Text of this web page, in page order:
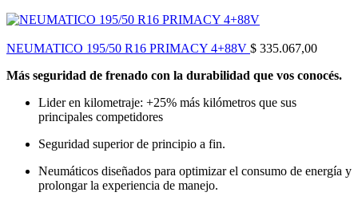
NEUMATICO 195/50 R16 PRIMACY 4+88V $ 335.067,00
Más seguridad de frenado con la durabilidad que vos conocés.
Lider en kilometraje: +25% más kilómetros que sus
principales competidores
Seguridad superior de principio a fin.
Neumáticos diseñados para optimizar el consumo de energía y
prolongar la experiencia de manejo.